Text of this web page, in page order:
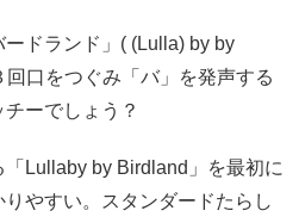
ドランド」( (Lulla) by by
口をつぐみ「バ」を発声する
ーでしょう？
Lullaby by Birdland」を最初に
やすい。スタンダードたらし